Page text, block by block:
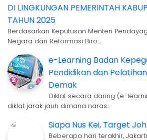
DI LINGKUNGAN PEMERINTAH
TAHUN 2025
Berdasarkan Keputusan Menteri
Negara dan Reformasi Biro…
e-Learning Badan
Pendidikan dan
Demak
Diklat secara daring (e-
diklat jarak jauh dimana naras…
Siapa Nus Kei, Target
Beberapa hari terakhir,